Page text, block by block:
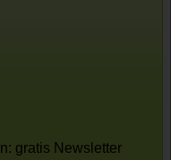
gratis Newsletter